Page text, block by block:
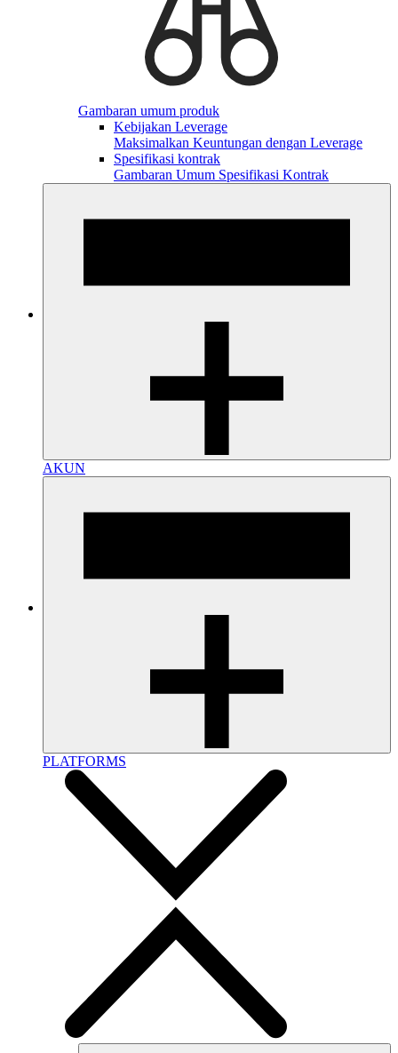
Gambaran umum produk
Kebijakan Leverage
Maksimalkan Keuntungan dengan Leverage
Spesifikasi kontrak
Gambaran Umum Spesifikasi Kontrak
AKUN
PLATFORMS